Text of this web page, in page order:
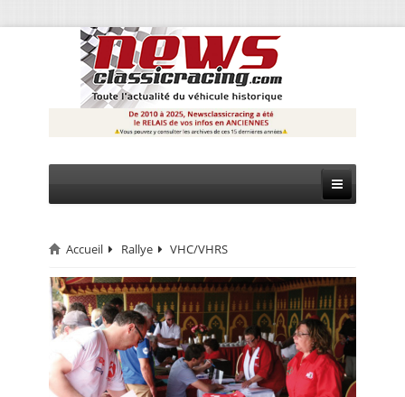
CIRCUIT
RALLYE
MONTAGNE
EVÈNEMENTS
Accueil Rallye VHC/VHRS